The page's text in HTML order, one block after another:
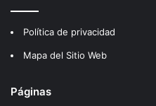
Política de privacidad
Mapa del Sitio Web
Páginas